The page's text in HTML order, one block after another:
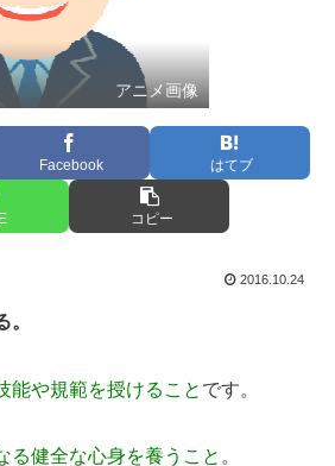
アニメ画像
Facebook はてブ
コピー
2016.10.24
能や規範を授けること です。
る健全な心身を養うこと 。